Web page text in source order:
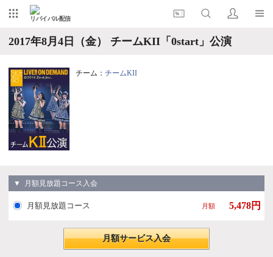
リバイバル配信
2017年8月4日（金） チームKII「0start」公演
チーム： チームKII
▼ 月額見放題コース入会
月額見放題コース 月額 5,478円
月額サービス入会